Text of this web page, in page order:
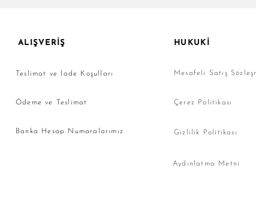
ALIŞVERİŞ
Teslimat ve İade Koşulları
Ödeme ve Teslimat
Banka Hesap Numaralarımız
HUKUKİ
Mesafeli Satış
Çerez Politikası
Gizlilik Politikası
Aydınlatma Metni